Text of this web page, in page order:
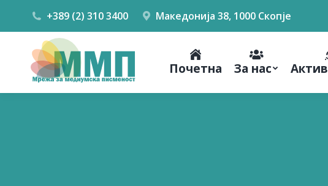
+389 (2) 310 3400 Македонија 38, 1000 Скопје
Почетна За нас